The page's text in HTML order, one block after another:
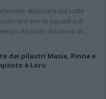
disputata dal Latte
test per la squadra di
da parte di Liviero al…
dai pilastri Masia, Pinna e
è Loru